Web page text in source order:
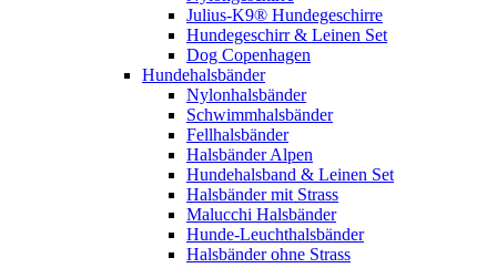
Julius-K9® Hundegeschirre
Hundegeschirr & Leinen Set
Dog Copenhagen
Hundehalsbänder
Nylonhalsbänder
Schwimmhalsbänder
Fellhalsbänder
Halsbänder Alpen
Hundehalsband & Leinen Set
Halsbänder mit Strass
Malucchi Halsbänder
Hunde-Leuchthalsbänder
Halsbänder ohne Strass